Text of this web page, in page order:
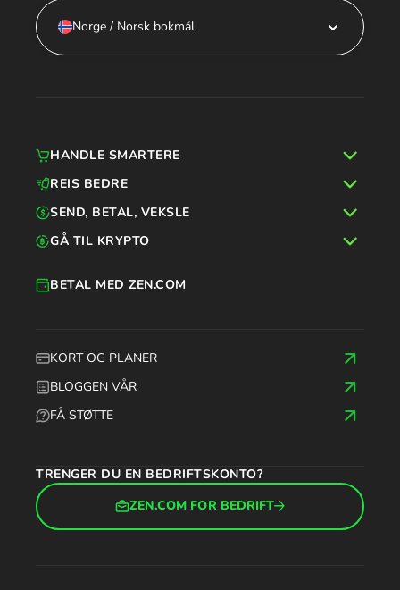
Norge / Norsk bokmål
KORT OG PLANER
BLOGGEN VÅR
FÅ STØTTE
BETAL MED ZEN.COM
TRENGER DU EN BEDRIFTSKONTO?
ZEN.COM FOR BEDRIFT
HANDLE SMARTERE
REIS BEDRE
SEND, BETAL, VEKSLE
GÅ TIL KRYPTO